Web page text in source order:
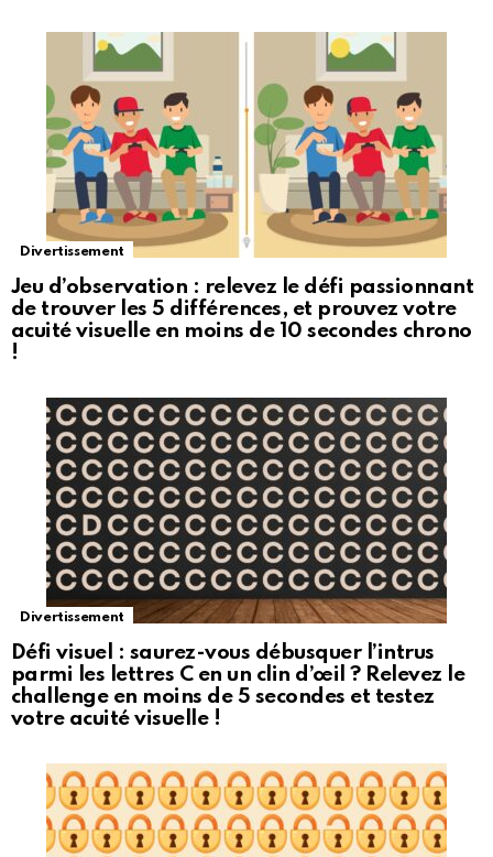
Divertissement
Jeu d’observation : relevez le défi passionnant
de trouver les 5 différences, et prouvez votre
acuité visuelle en moins de 10 secondes chrono
!
Divertissement
Défi visuel : saurez-vous débusquer l’intrus
parmi les lettres C en un clin d’œil ? Relevez le
challenge en moins de 5 secondes et testez
votre acuité visuelle !